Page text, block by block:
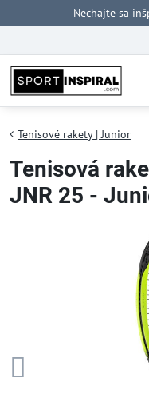
Nechajte sa
Tenisové rakety | Junior
Tenisová
JNR 25 -